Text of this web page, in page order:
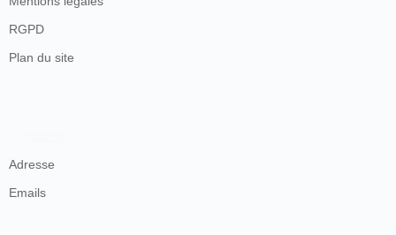
RGPD
Plan du site
Adresse
Emails